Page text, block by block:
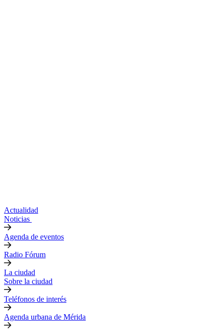
Actualidad
Noticias
Agenda de eventos
Radio Fórum
La ciudad
Sobre la ciudad
Teléfonos de interés
Agenda urbana de Mérida